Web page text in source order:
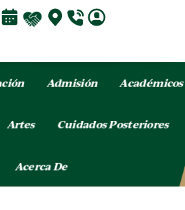
Admisión Académicos
Artes Cuidados Posteriores
Acerca De